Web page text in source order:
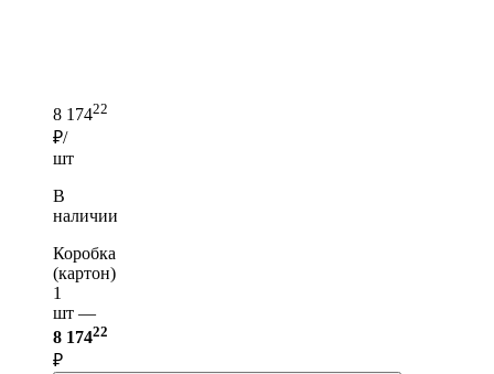
8 17422
₽/
шт
В
наличии
Коробка
(картон)
1
шт —
8 17422
₽